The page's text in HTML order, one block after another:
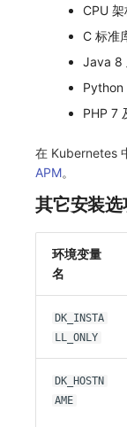
CPU
C 标准
Java 8
Python
PHP 7
在 Kubernetes
APM。
其它安装选
环境变量
名
DK_INSTA
LL_ONLY
DK_HOSTN
AME